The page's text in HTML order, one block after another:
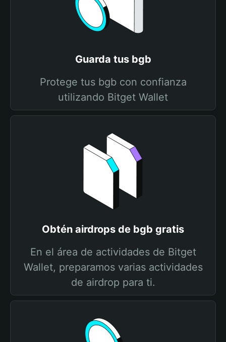
Guarda tus bgb
Protege tus bgb con confianza
utilizando Bitget Wallet
Obtén airdrops de bgb gratis
En el área de actividades de Bitget
Wallet, preparamos varias actividades
de airdrop para ti.